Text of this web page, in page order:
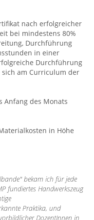
nach erfolgreicher
bei mindestens 80%
Durchführung
in einer
Durchführung
am Curriculum der
Anfang des Monats
in Höhe
bekam ich für jede
fundiertes Handwerkszeug
Praktika, und
DozentInnen in